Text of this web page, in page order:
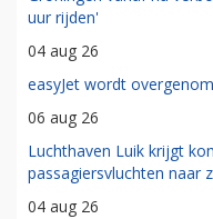
uur rijden'
04 aug 26
easyJet wordt
06 aug 26
Luchthaven Luik krijgt
passagiersvluchten naar
04 aug 26